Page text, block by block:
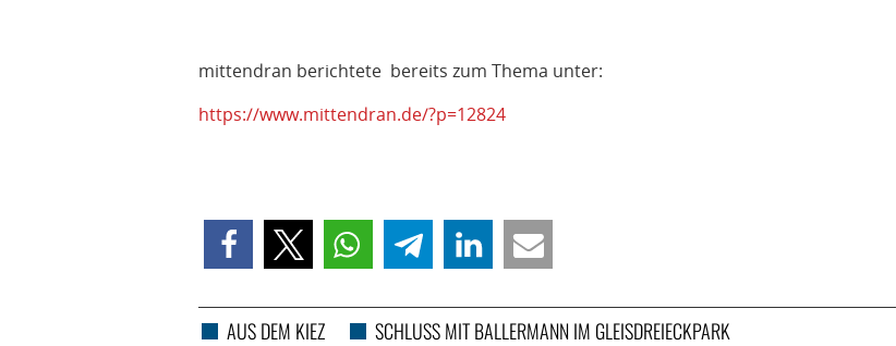
mittendran berichtete bereits zum Thema unter:
https://www.mittendran.de/?p=12824
AUS DEM KIEZ SCHLUSS MIT BALLERMANN IM GLEISDREIECKPARK